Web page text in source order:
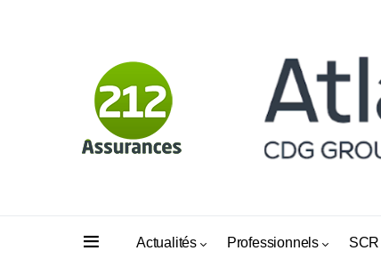
Actualités Professionnels
Assurances Amqor